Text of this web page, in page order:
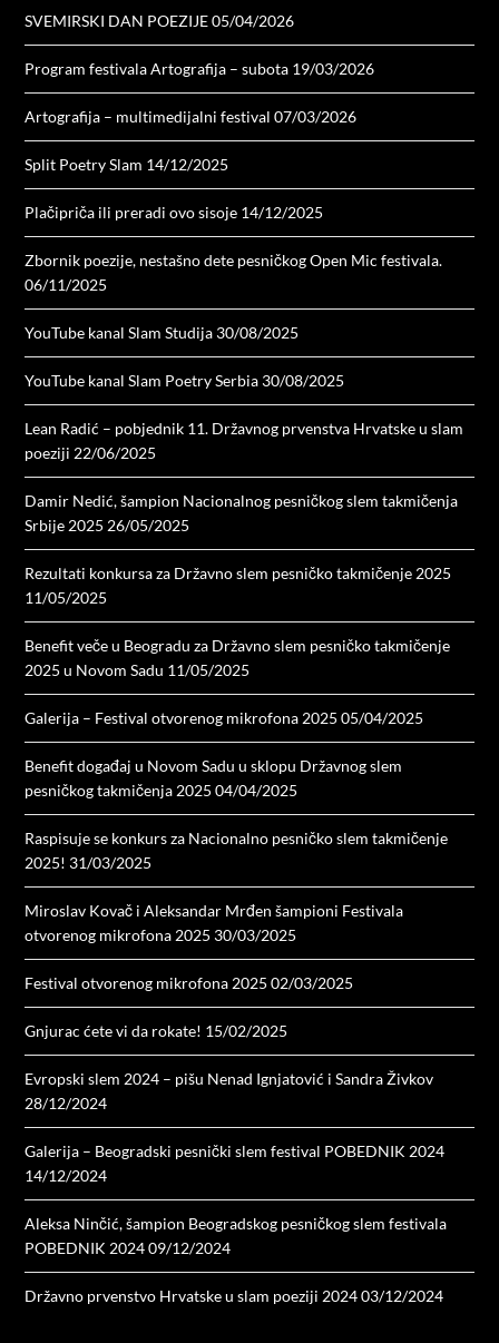
SVEMIRSKI DAN POEZIJE 05/04/2026
Program festivala Artografija – subota 19/03/2026
Artografija – multimedijalni festival 07/03/2026
Split Poetry Slam 14/12/2025
Plačipriča ili preradi ovo sisoje 14/12/2025
Zbornik poezije, nestašno dete pesničkog Open Mic festivala.
06/11/2025
YouTube kanal Slam Studija 30/08/2025
YouTube kanal Slam Poetry Serbia 30/08/2025
Lean Radić – pobjednik 11. Državnog prvenstva Hrvatske u slam
poeziji 22/06/2025
Damir Nedić, šampion Nacionalnog pesničkog slem takmičenja
Srbije 2025 26/05/2025
Rezultati konkursa za Državno slem pesničko takmičenje 2025
11/05/2025
Benefit veče u Beogradu za Državno slem pesničko takmičenje
2025 u Novom Sadu 11/05/2025
Galerija – Festival otvorenog mikrofona 2025 05/04/2025
Benefit događaj u Novom Sadu u sklopu Državnog slem
pesničkog takmičenja 2025 04/04/2025
Raspisuje se konkurs za Nacionalno pesničko slem takmičenje
2025! 31/03/2025
Miroslav Kovač i Aleksandar Mrđen šampioni Festivala
otvorenog mikrofona 2025 30/03/2025
Festival otvorenog mikrofona 2025 02/03/2025
Gnjurac ćete vi da rokate! 15/02/2025
Evropski slem 2024 – pišu Nenad Ignjatović i Sandra Živkov
28/12/2024
Galerija – Beogradski pesnički slem festival POBEDNIK 2024
14/12/2024
Aleksa Ninčić, šampion Beogradskog pesničkog slem festivala
POBEDNIK 2024 09/12/2024
Državno prvenstvo Hrvatske u slam poeziji 2024 03/12/2024